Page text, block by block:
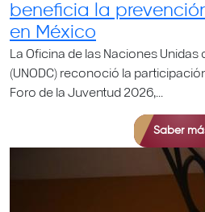
beneficia la
en México
La Oficina de las Naciones Unidas
(UNODC) reconoció la
Foro de la Juventud 2026,...
Saber